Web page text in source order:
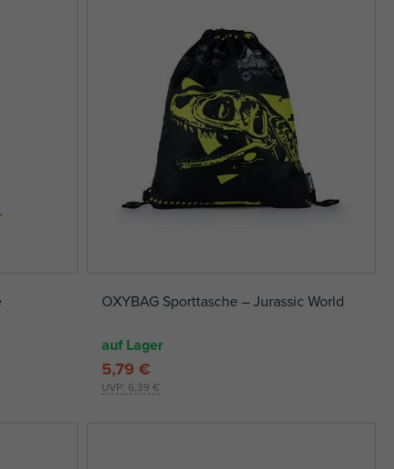
OXYBAG Sporttasche – Jurassic World
auf Lager
UVP: 6,39 €
5,79 €